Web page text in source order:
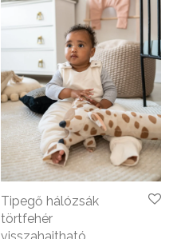
Tipegő hálózsák
törtfehér